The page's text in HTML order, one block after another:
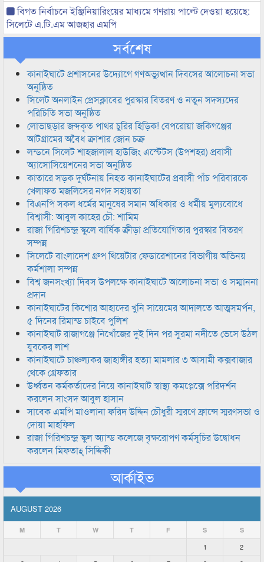
বিগত নির্বাচনে ইঞ্জিনিয়ারিংয়ের মাধ্যমে গণরায় পাল্টে দেওয়া হয়েছে:
সিলেটে এ.টি.এম আজহার এমপি
সর্বশেষ
কানাইঘাটে প্রশাসনের উদ্যোগে গণঅভ্যুত্থান দিবসের আলোচনা সভা
অনুষ্ঠিত
সিলেট অনলাইন প্রেসক্লাবের পুরস্কার বিতরণ ও নতুন সদস্যদের
পরিচিতি সভা অনুষ্ঠিত
লোভাছড়ার জব্দকৃত পাথর চুরির হিড়িক! বেপরোয়া জকিগঞ্জের
আটগ্রামের অবৈধ ক্রাশার জোন চক্র
লন্ডনে সিলেট শাহজালাল হাউজিং এস্টেটস (উপশহর) প্রবাসী
অ্যাসোসিয়েশনের সভা অনুষ্ঠিত
কাতারে সড়ক দুর্ঘটনায় নিহত কানাইঘাটের প্রবাসী পাঁচ পরিবারকে
খেলাফত মজলিসের নগদ সহায়তা
বিএনপি সকল ধর্মের মানুষের সমান অধিকার ও ধর্মীয় মুল্যবোধে
বিশ্বাসী: আবুল কাহের চৌ: শামিম
রাজা গিরিশচন্দ্র স্কুলে বার্ষিক ক্রীড়া প্রতিযোগিতার পুরস্কার বিতরণ
সম্পন্ন
সিলেটে বাংলাদেশ গ্রুপ থিয়েটার ফেডারেশানের বিভাগীয় অভিনয়
কর্মশালা সম্পন্ন
বিশ্ব জনসংখ্যা দিবস উপলক্ষে কানাইঘাটে আলোচনা সভা ও সম্মাননা
প্রদান
কানাইঘাটের কিশোর আহাদের খুনি সায়েমের আদালতে আত্মসমর্পন,
৫ দিনের রিমান্ড চাইবে পুলিশ
কানাইঘাট রাজাগঞ্জে নিখোঁজের দুই দিন পর সুরমা নদীতে ভেসে উঠল
যুবকের লাশ
কানাইঘাটে চাঞ্চল্যকর জাহাঙ্গীর হত্যা মামলার ৩ আসামী কক্সবাজার
থেকে গ্রেফতার
উর্ধ্বতন কর্মকর্তাদের নিয়ে কানাইঘাট স্বাস্থ্য কমপ্লেক্সে পরিদর্শন
করলেন সাংসদ আবুল হাসান
সাবেক এমপি মাওলানা ফরিদ উদ্দিন চৌধুরী স্মরণে ফ্রান্সে স্মরণসভা ও
দোয়া মাহফিল
রাজা গিরিশচন্দ্র স্কুল অ্যান্ড কলেজে বৃক্ষরোপণ কর্মসূচির উদ্বোধন
করলেন মিফতাহ্ সিদ্দিকী
আর্কাইভ
AUGUST 2026
M T W T F S S
1
2